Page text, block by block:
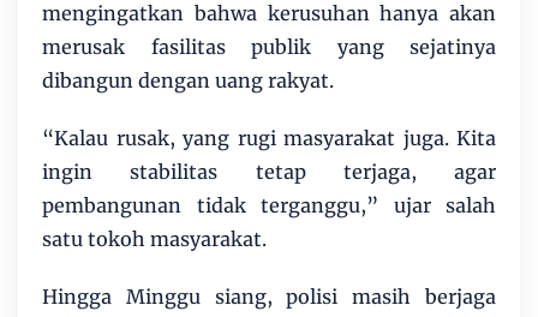
mengingatkan bahwa kerusuhan hanya akan
merusak fasilitas publik yang sejatinya
dibangun dengan uang rakyat.
“Kalau rusak, yang rugi masyarakat juga. Kita
ingin stabilitas tetap terjaga, agar
pembangunan tidak terganggu,” ujar salah
satu tokoh masyarakat.
Hingga Minggu siang, polisi masih berjaga